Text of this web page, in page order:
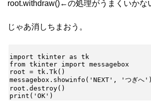
root.withdraw()←の処理がうまくいかな
じゃあ消しちまおう。
import tkinter as tk
from tkinter import messagebox
root = tk.Tk()
messagebox.showinfo('NEXT', 'つぎへ')
root.destroy()